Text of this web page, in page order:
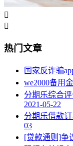


热门文章
国家反诈骗
we2000备用
分期乐综合
2021-05-22
分期乐借款
03
[贷款通则]争